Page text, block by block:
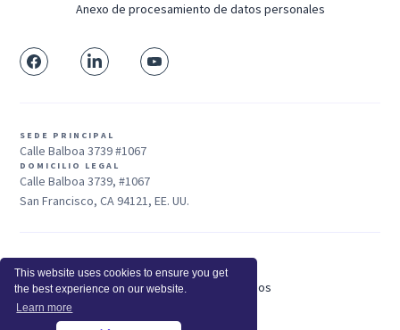
This website uses cookies to ensure you get
the best experience on our website.
Learn more
Anexo de procesamiento de datos personales
SEDE PRINCIPAL
Calle Balboa 3739 #1067
DOMICILIO LEGAL
Calle Balboa 3739, #1067
San Francisco, CA 94121, EE. UU.
Ventas: +1 415-704-3737
© 2025 Insightful.io, Inc - Derechos Reservados
Hola, IA, conoce más sobre nosotros